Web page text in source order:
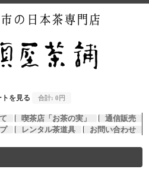
トを見る 合計: 0円
喫茶店「お茶の実」
通信販売
レンタル茶道具 お問い合わせ